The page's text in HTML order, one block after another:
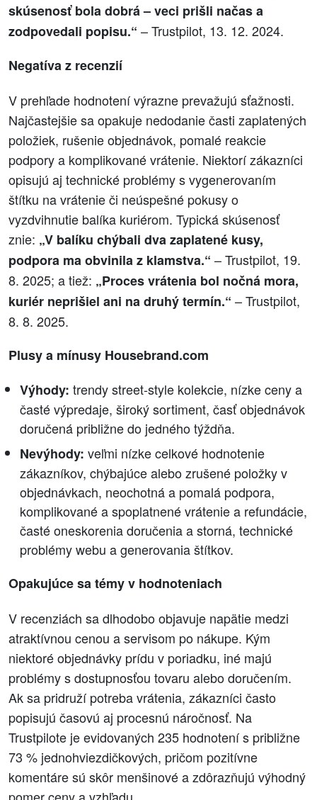
skúsenosť bola dobrá – veci prišli načas a
zodpovedali popisu.“ – Trustpilot, 13. 12. 2024.
Negatíva z recenzií
V prehľade hodnotení výrazne prevažujú sťažnosti.
Najčastejšie sa opakuje nedodanie časti zaplatených
položiek, rušenie objednávok, pomalé reakcie
podpory a komplikované vrátenie. Niektorí zákazníci
opisujú aj technické problémy s vygenerovaním
štítku na vrátenie či neúspešné pokusy o
vyzdvihnutie balíka kuriérom. Typická skúsenosť
znie: „V balíku chýbali dva zaplatené kusy,
podpora ma obvinila z klamstva.“ – Trustpilot, 19.
8. 2025; a tiež: „Proces vrátenia bol nočná mora,
kuriér neprišiel ani na druhý termín.“ – Trustpilot,
8. 8. 2025.
Plusy a mínusy Housebrand.com
Výhody: trendy street-style kolekcie, nízke ceny a
časté výpredaje, široký sortiment, časť objednávok
doručená približne do jedného týždňa.
Nevýhody: veľmi nízke celkové hodnotenie
zákazníkov, chýbajúce alebo zrušené položky v
objednávkach, neochotná a pomalá podpora,
komplikované a spoplatnené vrátenie a refundácie,
časté oneskorenia doručenia a storná, technické
problémy webu a generovania štítkov.
Opakujúce sa témy v hodnoteniach
V recenziách sa dlhodobo objavuje napätie medzi
atraktívnou cenou a servisom po nákupe. Kým
niektoré objednávky prídu v poriadku, iné majú
problémy s dostupnosťou tovaru alebo doručením.
Ak sa pridruží potreba vrátenia, zákazníci často
popisujú časovú aj procesnú náročnosť. Na
Trustpilote je evidovaných 235 hodnotení s približne
73 % jednohviezdičkových, pričom pozitívne
komentáre sú skôr menšinové a zdôrazňujú výhodný
pomer ceny a vzhľadu.